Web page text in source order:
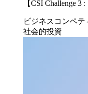
【CSI Challenge
ビジネスコンペテ
社会的投資